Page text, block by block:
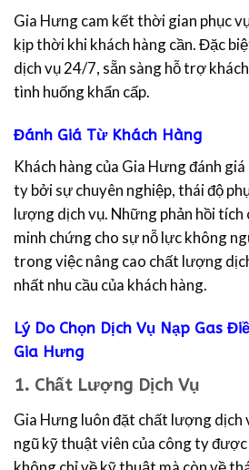
Gia Hưng cam kết thời gian phục
kịp thời khi khách hàng cần. Đặc
dịch vụ 24/7, sẵn sàng hỗ trợ
tình huống khẩn cấp.
Đánh Giá Từ Khách Hàng
Khách hàng của Gia Hưng đánh
ty bởi sự chuyên nghiệp, thái độ
lượng dịch vụ. Những phản hồi tích
minh chứng cho sự nỗ lực không
trong việc nâng cao chất lượng
nhất nhu cầu của khách hàng.
Lý Do Chọn Dịch Vụ Nạp Gas
Gia Hưng
1. Chất Lượng Dịch Vụ
Gia Hưng luôn đặt chất lượng dịch
ngũ kỹ thuật viên của công ty